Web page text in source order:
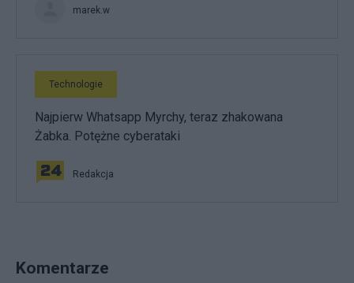
marek.w
Technologie
Najpierw Whatsapp Myrchy, teraz zhakowana
Żabka. Potężne cyberataki
Redakcja
Komentarze